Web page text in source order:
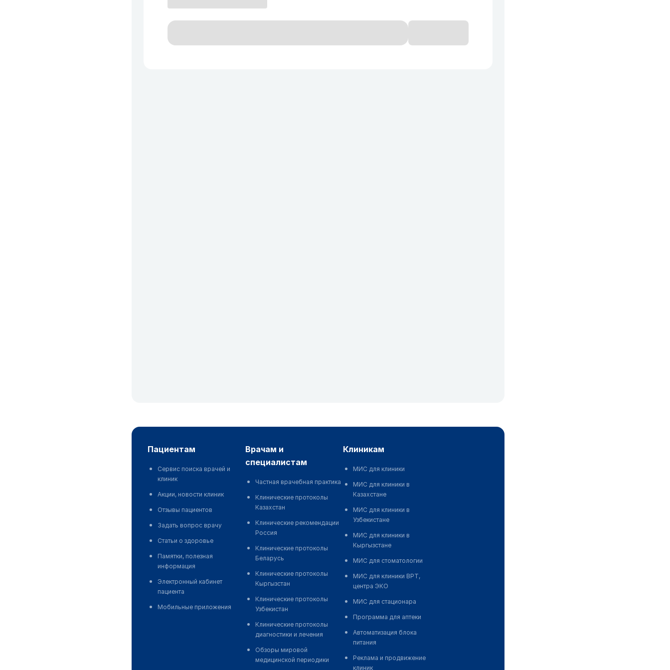
пациентам
Сервис поиска врачей и
клиник
Акции, новости клиник
Отзывы пациентов
Задать вопрос врачу
Статьи о здоровье
Памятки, полезная
информация
Электронный кабинет
пациента
Мобильные приложения
врачам и
специалистам
Частная врачебная практика
Клинические протоколы
Казахстан
Клинические рекомендации
Россия
Клинические протоколы
Беларусь
Клинические протоколы
Кыргызстан
Клинические протоколы
Узбекистан
Клинические протоколы
диагностики и лечения
Обзоры мировой
медицинской периодики
клиникам
МИС для клиники
МИС для клиники в
Казахстане
МИС для клиники в
Узбекистане
МИС для клиники в
Кыргызстане
МИС для стоматологии
МИС для клиники ВРТ,
центра ЭКО
МИС для стационара
Программа для аптеки
Автоматизация блока
питания
Реклама и продвижение
клиник